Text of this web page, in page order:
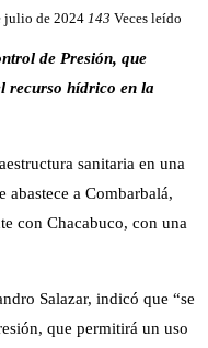
julio de 2024 143 Veces leído
de Presión, que
recurso hídrico en la
sanitaria en una
abastece a Combarbalá,
con Chacabuco, con una
Salazar, indicó que “se
que permitirá un uso